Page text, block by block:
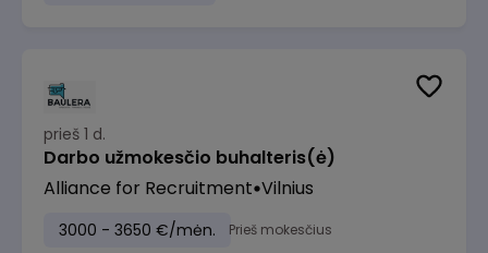
prieš 1 d.
Darbo užmokesčio buhalteris(ė)
Alliance for Recruitment Vilnius
3000 - 3650 €/mėn. Prieš mokesčius